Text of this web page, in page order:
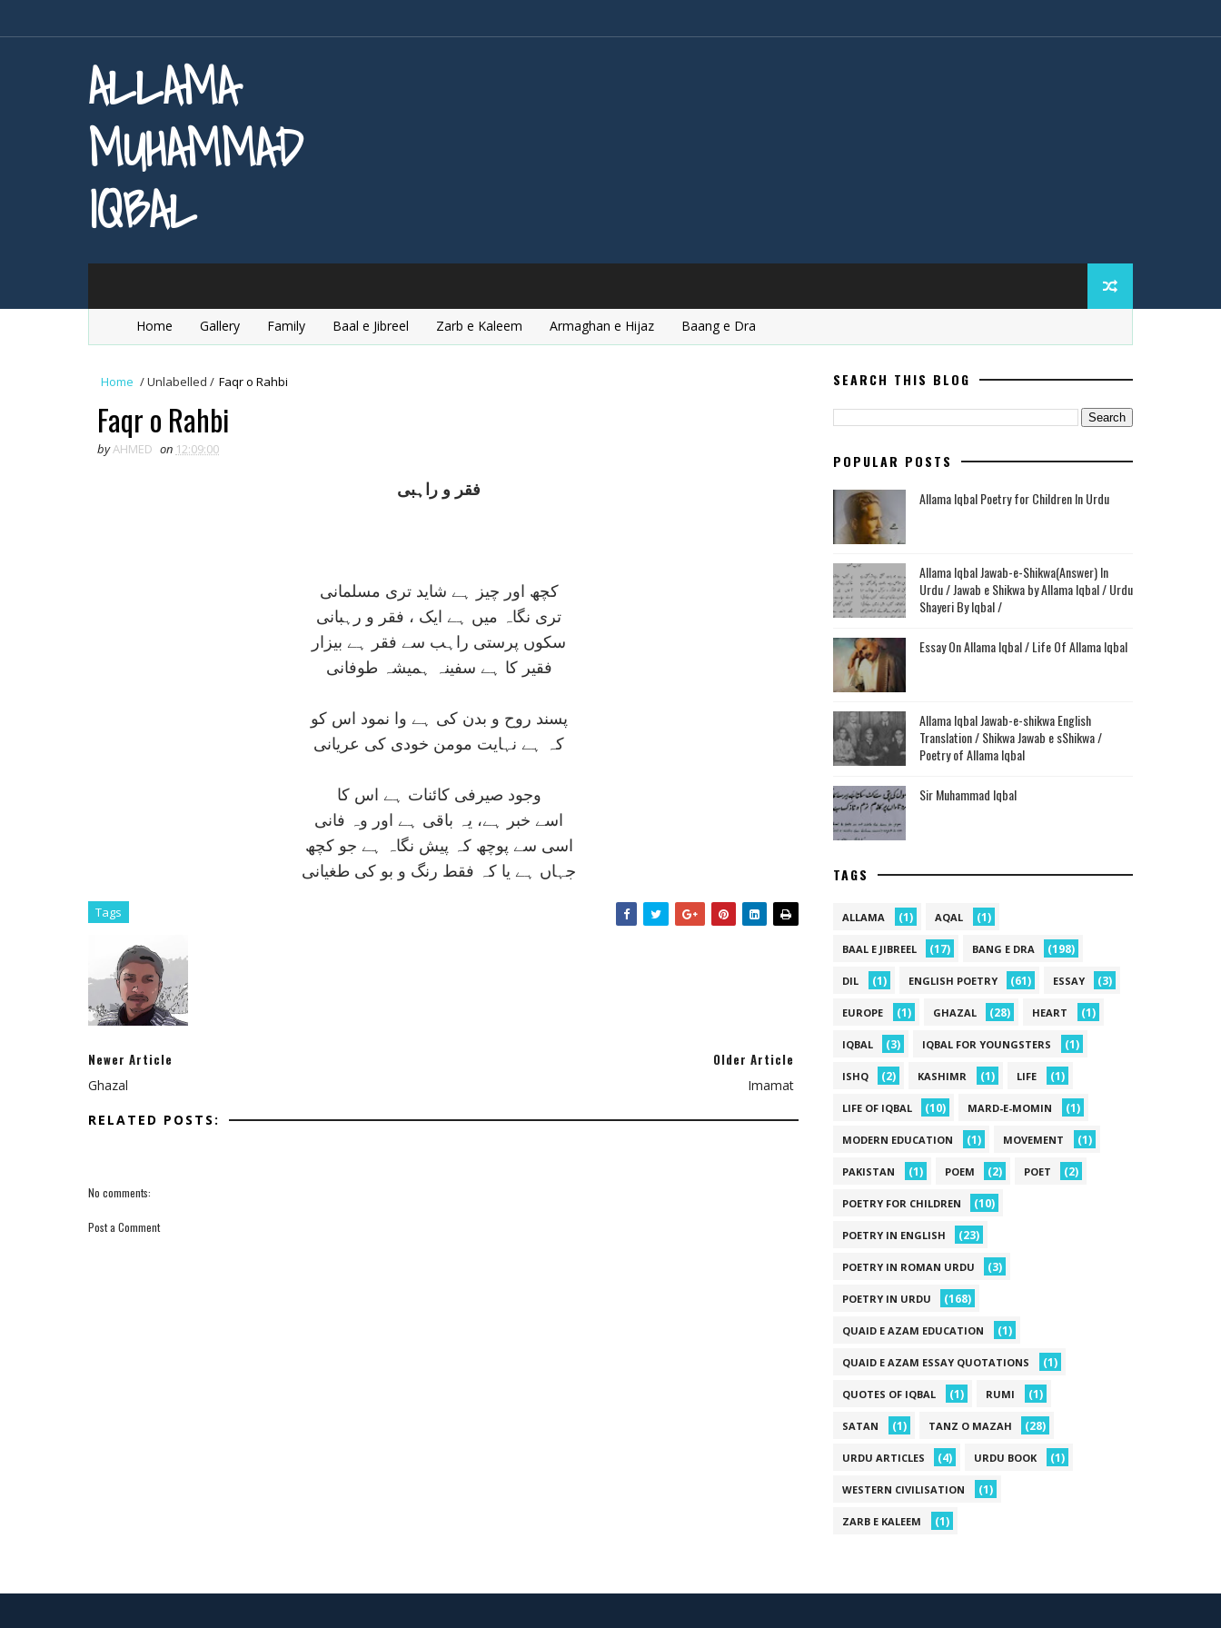
ALLAMA
MUHAMMAD
IQBAL
Home Gallery Family Baal e Jibreel Zarb e Kaleem Armaghan e Hijaz Baang e Dra
Home /Unlabelled / Faqr o Rahbi
Faqr o Rahbi
byAHMED on 12:09:00
فقر و راہبی
کچھ اور چيز ہے شايد تری مسلمانی
تری نگاہ ميں ہے ايک ، فقر و رہبانی
سکوں پرستی راہب سے فقر ہے بيزار
فقير کا ہے سفينہ ہميشہ طوفانی
پسند روح و بدن کی ہے وا نمود اس کو
کہ ہے نہايت مومن خودی کی عريانی
وجود صيرفی کائنات ہے اس کا
اسے خبر ہے، يہ باقی ہے اور وہ فانی
اسی سے پوچھ کہ پيش نگاہ ہے جو کچھ
جہاں ہے يا کہ فقط رنگ و بو کی طغيانی
Tags
Newer Article
Ghazal
Older Article
Imamat
RELATED POSTS:
No comments:
Post a Comment
SEARCH THIS BLOG
POPULAR POSTS
Allama Iqbal Poetry for Children In Urdu
Allama Iqbal Jawab-e-Shikwa(Answer) In
Urdu / Jawab e Shikwa by Allama Iqbal / Urdu
Shayeri By Iqbal /
Essay On Allama Iqbal / Life Of Allama Iqbal
Allama Iqbal Jawab-e-shikwa English
Translation / Shikwa Jawab e sShikwa /
Poetry of Allama Iqbal
Sir Muhammad Iqbal
TAGS
ALLAMA (1) AQAL (1)
BAAL E JIBREEL (17) BANG E DRA (198)
DIL (1) ENGLISH POETRY (61) ESSAY (3)
EUROPE (1) GHAZAL (28) HEART (1)
IQBAL (3) IQBAL FOR YOUNGSTERS (1)
ISHQ (2) KASHIMR (1) LIFE (1)
LIFE OF IQBAL (10) MARD-E-MOMIN (1)
MODERN EDUCATION (1) MOVEMENT (1)
PAKISTAN (1) POEM (2) POET (2)
POETRY FOR CHILDREN (10)
POETRY IN ENGLISH (23)
POETRY IN ROMAN URDU (3)
POETRY IN URDU (168)
QUAID E AZAM EDUCATION (1)
QUAID E AZAM ESSAY QUOTATIONS (1)
QUOTES OF IQBAL (1) RUMI (1)
SATAN (1) TANZ O MAZAH (28)
URDU ARTICLES (4) URDU BOOK (1)
WESTERN CIVILISATION (1)
ZARB E KALEEM (1)